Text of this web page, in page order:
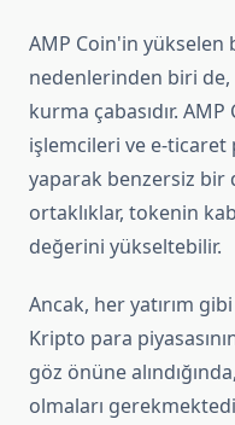
AMP Coin'in yükselen
nedenlerinden biri
kurma çabasıdır.
işlemcileri ve e-
yaparak benzersiz bir
ortaklıklar, tokenin
değerini yükseltebilir.
Ancak, her yatırım
Kripto para
göz önüne
olmaları